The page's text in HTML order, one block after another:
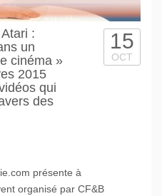
:
un
cinéma »
2015
qui
des
15
OCT
présente à
organisé par CF&B